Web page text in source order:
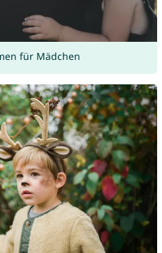
für Mädchen